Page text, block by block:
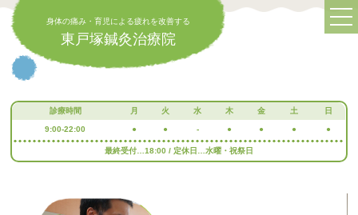
身体の痛み・育児による疲れを改善する
東戸塚鍼灸治療院
診療時間 月 火 水 木 金 土 日
9:00-22:00 ● ● - ● ● ● ●
最終受付…18:00 / 定休日…水曜・祝祭日